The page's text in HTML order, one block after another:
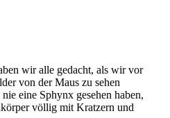
wir alle gedacht, als wir vor
von der Maus zu sehen
eine Sphynx gesehen haben,
völlig mit Kratzern und